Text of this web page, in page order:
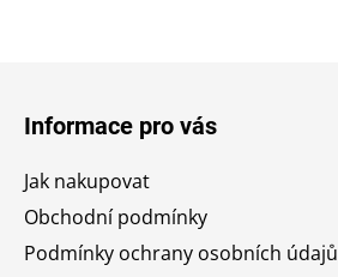
Informace pro vás
Jak nakupovat
Obchodní podmínky
Podmínky ochrany osobních údajů